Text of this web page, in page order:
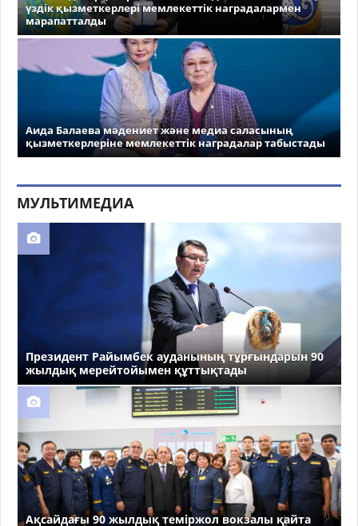
үздік қызметкерлері мемлекеттік наградалармен
марапатталды
Аида Балаева мәдениет және медиа саласының
қызметкерлеріне мемлекеттік наградалар табыстады
МУЛЬТИМЕДИА
Президент Райымбек ауданының тұрғындарын 90
жылдық мерейтойымен құттықтады
Ақсайдағы 90 жылдық теміржол вокзалы қайта